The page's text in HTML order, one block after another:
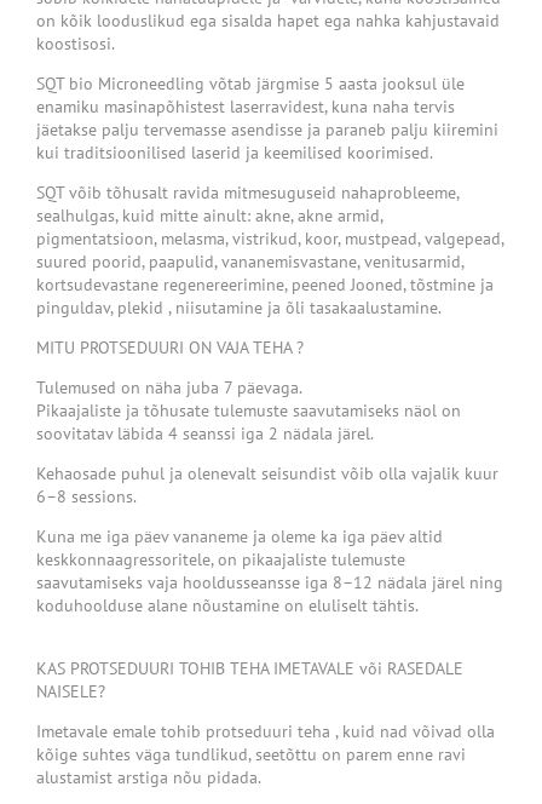
on kõik looduslikud ega sisalda hapet ega nahka kahjustavaid
koostisosi.
SQT bio Microneedling võtab järgmise 5 aasta jooksul üle
enamiku masinapõhistest laserravidest, kuna naha tervis
jäetakse palju tervemasse asendisse ja paraneb palju kiiremini
kui traditsioonilised laserid ja keemilised koorimised.
SQT võib tõhusalt ravida mitmesuguseid nahaprobleeme,
sealhulgas, kuid mitte ainult: akne, akne armid,
pigmentatsioon, melasma, vistrikud, koor, mustpead, valgepead,
suured poorid, paapulid, vananemisvastane, venitusarmid,
kortsudevastane regenereerimine, peened Jooned, tõstmine ja
pinguldav, plekid , niisutamine ja õli tasakaalustamine.
MITU PROTSEDUURI ON VAJA TEHA ?
Tulemused on näha juba 7 päevaga.
Pikaajaliste ja tõhusate tulemuste saavutamiseks näol on
soovitatav läbida 4 seanssi iga 2 nädala järel.
Kehaosade puhul ja olenevalt seisundist võib olla vajalik kuur
6–8 sessions.
Kuna me iga päev vananeme ja oleme ka iga päev altid
keskkonnaagressoritele, on pikaajaliste tulemuste
saavutamiseks vaja hooldusseansse iga 8–12 nädala järel ning
koduhoolduse alane nõustamine on eluliselt tähtis.
KAS PROTSEDUURI TOHIB TEHA IMETAVALE või RASEDALE
NAISELE?
Imetavale emale tohib protseduuri teha , kuid nad võivad olla
kõige suhtes väga tundlikud, seetõttu on parem enne ravi
alustamist arstiga nõu pidada.